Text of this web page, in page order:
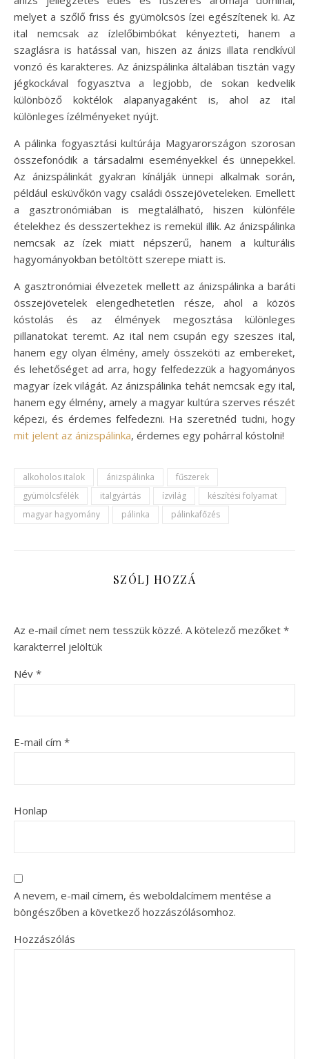
melyet a szőlő friss és gyümölcsös ízei egészítenek ki. Az
ital nemcsak az ízlelőbimbókat kényezteti, hanem a
szaglásra is hatással van, hiszen az ánizs illata rendkívül
vonzó és karakteres. Az ánizspálinka általában tisztán vagy
jégkockával fogyasztva a legjobb, de sokan kedvelik
különböző koktélok alapanyagaként is, ahol az ital
különleges ízélményeket nyújt.
A pálinka fogyasztási kultúrája Magyarországon szorosan
összefonódik a társadalmi eseményekkel és ünnepekkel.
Az ánizspálinkát gyakran kínálják ünnepi alkalmak során,
például esküvőkön vagy családi összejöveteleken. Emellett
a gasztronómiában is megtalálható, hiszen különféle
ételekhez és desszertekhez is remekül illik. Az ánizspálinka
nemcsak az ízek miatt népszerű, hanem a kulturális
hagyományokban betöltött szerepe miatt is.
A gasztronómiai élvezetek mellett az ánizspálinka a baráti
összejövetelek elengedhetetlen része, ahol a közös
kóstolás és az élmények megosztása különleges
pillanatokat teremt. Az ital nem csupán egy szeszes ital,
hanem egy olyan élmény, amely összeköti az embereket,
és lehetőséget ad arra, hogy felfedezzük a hagyományos
magyar ízek világát. Az ánizspálinka tehát nemcsak egy ital,
hanem egy élmény, amely a magyar kultúra szerves részét
képezi, és érdemes felfedezni. Ha szeretnéd tudni, hogy
mit jelent az ánizspálinka, érdemes egy pohárral kóstolni!
alkoholos italok ánizspálinka
fűszerek
gyümölcsfélék
italgyártás ízvilág
készítési folyamat
magyar hagyomány
pálinka pálinkafőzés
SZÓLJ HOZZÁ
Az e-mail címet nem tesszük közzé. A kötelező mezőket *
karakterrel jelöltük
Név *
E-mail cím *
Honlap
A nevem, e-mail címem, és weboldalcímem mentése a
böngészőben a következő hozzászólásomhoz.
Hozzászólás